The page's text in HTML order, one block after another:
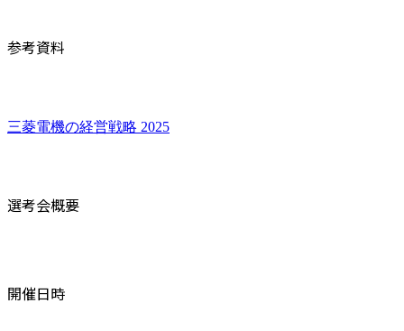
参考資料
三菱電機の経営戦略 2025
選考会概要
開催日時